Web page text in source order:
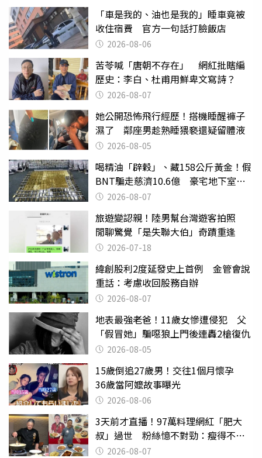
「車是我的、油也是我的」睡車竟被
收住宿費 官方一句話打臉飯店
2026-08-06
苦苓喊「唐朝不存在」 網紅批瞎編
歷史：李白、杜甫用鮮卑文寫詩？
2026-08-07
她公開恐怖飛行經歷！搭機睡醒褲子
濕了 鄰座男趁熟睡猥褻還疑留體液
2026-08-05
喝精油「辟穀」、藏158公斤黃金！假
BNT騙走慈濟10.6億 豪宅地下室竟
挖出乾鮑金庫
2026-08-07
旅遊變認親！陸男幫台灣遊客拍照
閒聊驚覺「是失聯大伯」奇蹟重逢
2026-07-18
緯創股利2度延發史上首例 金管會說
重話：考慮收回股務自辦
2026-08-07
地表最強老爸！11歲女慘遭侵犯 父
「假冒她」騙噁狼上門後連轟2槍復仇
2026-08-05
15歲倒追27歲男！交往1個月懷孕
36歲當阿嬤故事曝光
2026-08-06
3天前才直播！97萬料理網紅「肥大
叔」過世 粉絲憶不對勁：瘦得不合
理 2026-08-07